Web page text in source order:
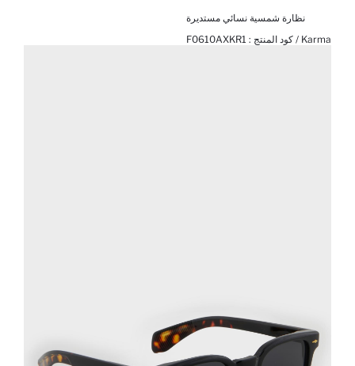
نظارة شمسية نسائي مستديرة
Karma / كود المنتج :
F0610AXKR1